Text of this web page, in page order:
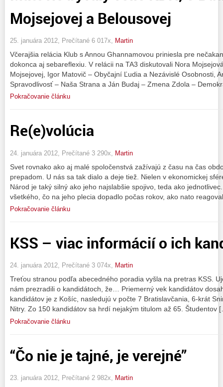
Mojsejovej a Belousovej
25. januára 2012, Prečítané 6 017x, Martin
Včerajšia relácia Klub s Annou Ghannamovou priniesla pre
dokonca aj sebareflexiu. V relácii na TA3 diskutovali Nora
Mojsejovej, Igor Matovič – Obyčajní Ľudia a Nezávislé Osobnosti,
Spravodlivosť – Naša Strana a Ján Budaj – Zmena Zdola –
Pokračovanie článku
Re(e)volúcia
24. januára 2012, Prečítané 3 290x, Martin
Svet rovnako ako aj malé spoločenstvá zažívajú z času na čas
prepadom. U nás sa tak dialo a deje tiež. Nielen v ekonomickej
Národ je taký silný ako jeho najslabšie spojivo, teda ako
všetkého, čo na jeho plecia dopadlo počas rokov, ako nato
Pokračovanie článku
KSS – viac informácií o ich
24. januára 2012, Prečítané 3 074x, Martin
Treťou stranou podľa abecedného poradia vyšla na pretras KSS.
nám prezradili o kandidátoch, že… Priemerný vek kandidátov
kandidátov je z Košíc, nasledujú v počte 7 Bratislavčania, 6-krát
Nitry. Zo 150 kandidátov sa hrdí nejakým titulom až 65. Študentov
Pokračovanie článku
“Čo nie je tajné, je verejné”
23. januára 2012, Prečítané 2 982x, Martin